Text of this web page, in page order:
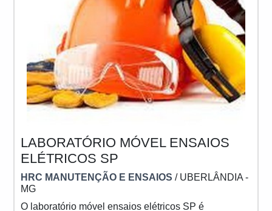
LABORATÓRIO MÓVEL ENSAIOS
ELÉTRICOS SP
HRC MANUTENÇÃO E ENSAIOS / UBERLÂNDIA -
MG
O laboratório móvel ensaios elétricos SP é